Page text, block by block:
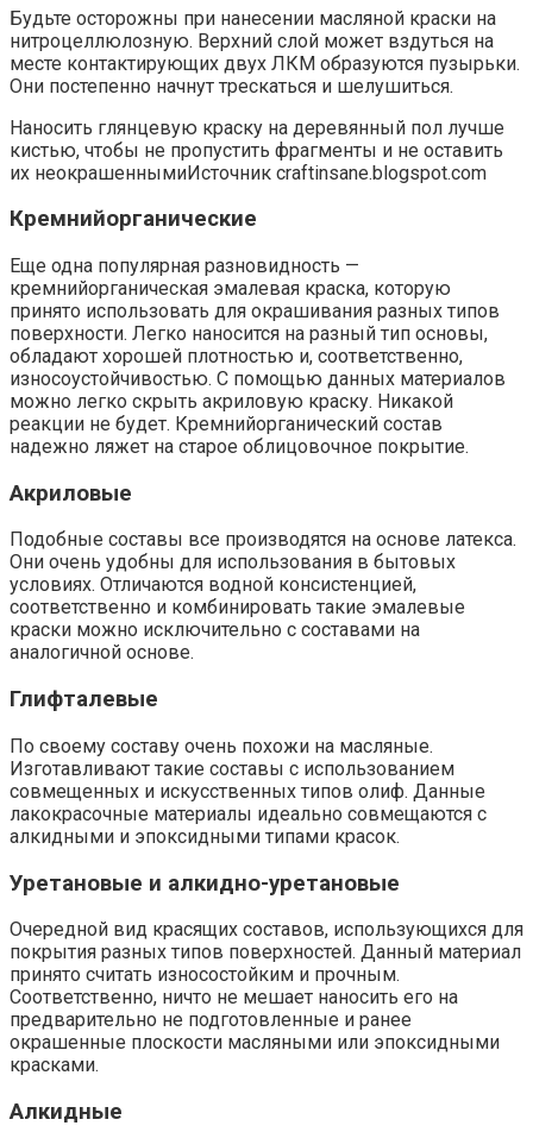
Будьте осторожны при нанесении масляной краски на
нитроцеллюлозную. Верхний слой может вздуться на
месте контактирующих двух ЛКМ образуются пузырьки.
Они постепенно начнут трескаться и шелушиться.
Наносить глянцевую краску на деревянный пол лучше
кистью, чтобы не пропустить фрагменты и не оставить
их неокрашеннымиИсточник craftinsane.blogspot.com
Кремнийорганические
Еще одна популярная разновидность —
кремнийорганическая эмалевая краска, которую
принято использовать для окрашивания разных типов
поверхности. Легко наносится на разный тип основы,
обладают хорошей плотностью и, соответственно,
износоустойчивостью. С помощью данных материалов
можно легко скрыть акриловую краску. Никакой
реакции не будет. Кремнийорганический состав
надежно ляжет на старое облицовочное покрытие.
Акриловые
Подобные составы все производятся на основе латекса.
Они очень удобны для использования в бытовых
условиях. Отличаются водной консистенцией,
соответственно и комбинировать такие эмалевые
краски можно исключительно с составами на
аналогичной основе.
Глифталевые
По своему составу очень похожи на масляные.
Изготавливают такие составы с использованием
совмещенных и искусственных типов олиф. Данные
лакокрасочные материалы идеально совмещаются с
алкидными и эпоксидными типами красок.
Уретановые и алкидно-уретановые
Очередной вид красящих составов, использующихся для
покрытия разных типов поверхностей. Данный материал
принято считать износостойким и прочным.
Соответственно, ничто не мешает наносить его на
предварительно не подготовленные и ранее
окрашенные плоскости масляными или эпоксидными
красками.
Алкидные